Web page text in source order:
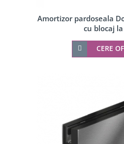
Amortizor pardoseala
cu blocaj la
CERE